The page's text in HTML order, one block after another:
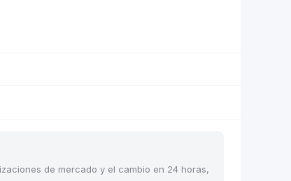
de mercado y el cambio en 24 horas,